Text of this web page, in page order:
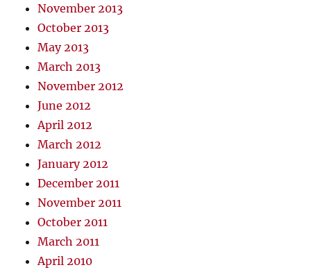
November 2013
October 2013
May 2013
March 2013
November 2012
June 2012
April 2012
March 2012
January 2012
December 2011
November 2011
October 2011
March 2011
April 2010